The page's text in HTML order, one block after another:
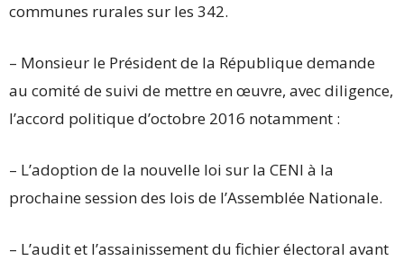
communes rurales sur les 342.
– Monsieur le Président de la République demande
au comité de suivi de mettre en œuvre, avec diligence,
l’accord politique d’octobre 2016 notamment :
– L’adoption de la nouvelle loi sur la CENI à la
prochaine session des lois de l’Assemblée Nationale.
– L’audit et l’assainissement du fichier électoral avant